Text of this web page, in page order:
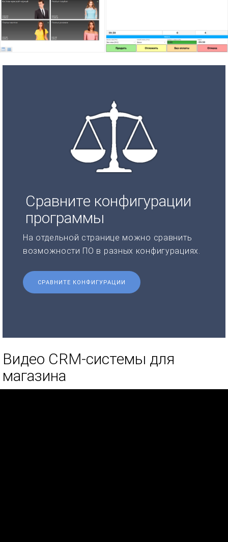
Сравните конфигурации
программы
На отдельной странице можно сравнить
возможности ПО в разных конфигурациях.
СРАВНИТЕ КОНФИГУРАЦИИ
Видео CRM-системы для
магазина